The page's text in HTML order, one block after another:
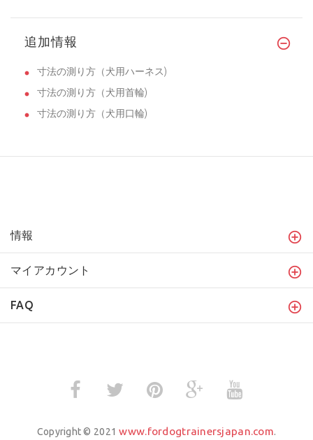
追加情報
寸法の測り方（犬用ハーネス)
寸法の測り方（犬用首輪)
寸法の測り方（犬用口輪)
情報
マイアカウント
FAQ
Copyright © 2021www.fordogtrainersjapan.com.